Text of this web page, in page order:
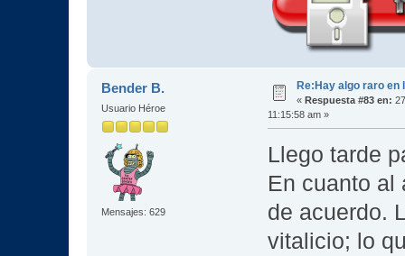
Bender B.
Usuario Héroe
Mensajes: 629
Re:Hay algo raro en
« Respuesta #83 en:
11:15:58 am »
Llego tarde
En cuanto al
de acuerdo.
vitalicio; lo